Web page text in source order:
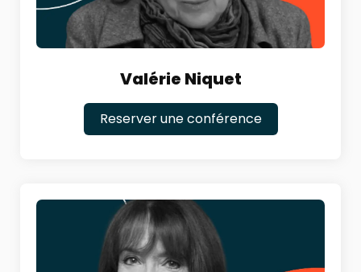
Valérie Niquet
Reserver une conférence